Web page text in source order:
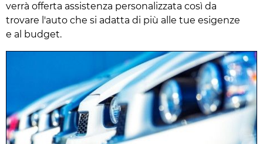
verrà offerta assistenza personalizzata così da
trovare l'auto che si adatta di più alle tue esigenze
e al budget.